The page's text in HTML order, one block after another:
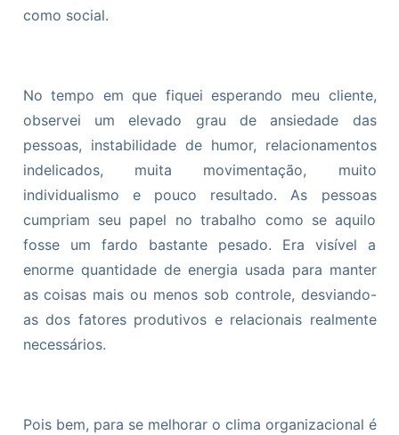
como social.
No tempo em que fiquei esperando meu cliente,
observei um elevado grau de ansiedade das
pessoas, instabilidade de humor, relacionamentos
indelicados, muita movimentação, muito
individualismo e pouco resultado. As pessoas
cumpriam seu papel no trabalho como se aquilo
fosse um fardo bastante pesado. Era visível a
enorme quantidade de energia usada para manter
as coisas mais ou menos sob controle, desviando-
as dos fatores produtivos e relacionais realmente
necessários.
Pois bem, para se melhorar o clima organizacional é